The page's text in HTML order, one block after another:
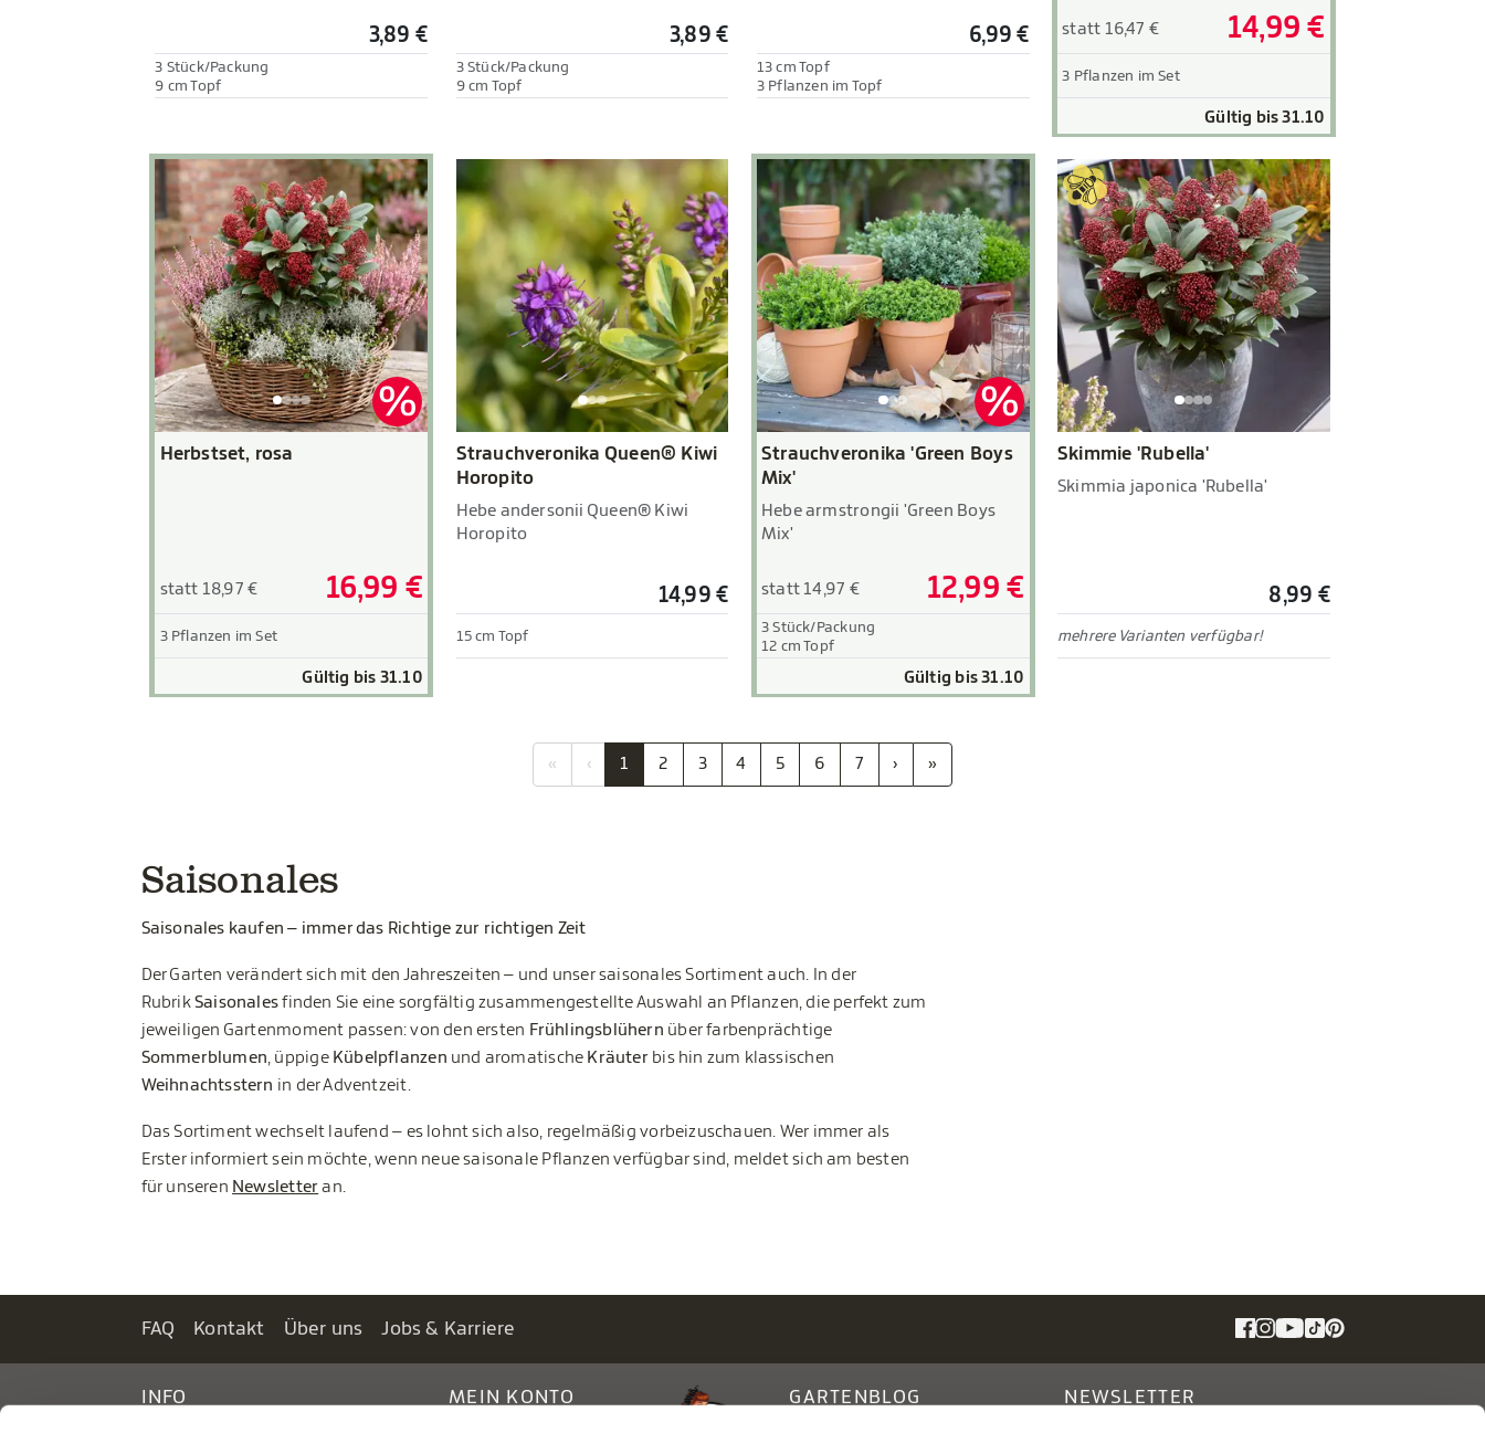
3,89 €
3 Stück/Packung
9 cm Topf
3,89 €
3 Stück/Packung
9 cm Topf
6,99 €
13 cm Topf
3 Pflanzen im Topf
statt 16,47 € 14,99 €
3 Pflanzen im Set
Gültig bis 31.10
Herbstset, rosa
statt 18,97 € 16,99 €
3 Pflanzen im Set
Gültig bis 31.10
Strauchveronika Queen® Kiwi
Horopito
Hebe andersonii Queen® Kiwi
Horopito
14,99 €
15 cm Topf
Strauchveronika 'Green Boys
Mix'
Hebe armstrongii 'Green Boys
Mix'
statt 14,97 € 12,99 €
3 Stück/Packung
12 cm Topf
Gültig bis 31.10
Skimmie 'Rubella'
Skimmia japonica 'Rubella'
8,99 €
mehrere Varianten verfügbar!
« ‹ 1 2 3 4 5 6 7 › »
Saisonales
Saisonales kaufen – immer das Richtige zur richtigen Zeit
Der Garten verändert sich mit den Jahreszeiten – und unser saisonales Sortiment auch. In der
RubrikSaisonalesfinden Sie eine sorgfältig zusammengestellte Auswahl an Pflanzen, die perfekt zum
jeweiligen Gartenmoment passen: von den ersten Frühlingsblühern über farbenprächtige
Sommerblumen, üppige Kübelpflanzen und aromatische Kräuterbis hin zum klassischen
Weihnachtsstern in der Adventzeit.
Das Sortiment wechselt laufend – es lohnt sich also, regelmäßig vorbeizuschauen. Wer immer als
Erster informiert sein möchte, wenn neue saisonale Pflanzen verfügbar sind, meldet sich am besten
für unseren Newsletteran.
FAQ Kontakt Über uns Jobs & Karriere
INFO MEIN KONTO GARTENBLOG NEWSLETTER